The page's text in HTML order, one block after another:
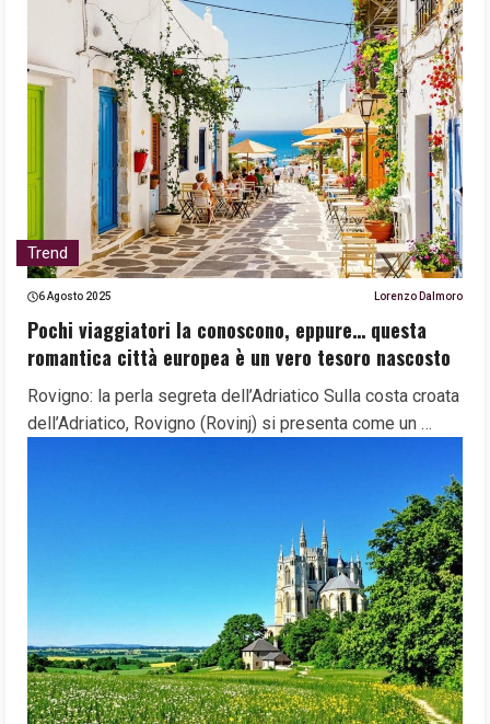
Trend
6 Agosto 2025 Lorenzo Dalmoro
Pochi viaggiatori la conoscono, eppure… questa
romantica città europea è un vero tesoro nascosto
Rovigno: la perla segreta dell’Adriatico Sulla costa croata
dell’Adriatico, Rovigno (Rovinj) si presenta come un …